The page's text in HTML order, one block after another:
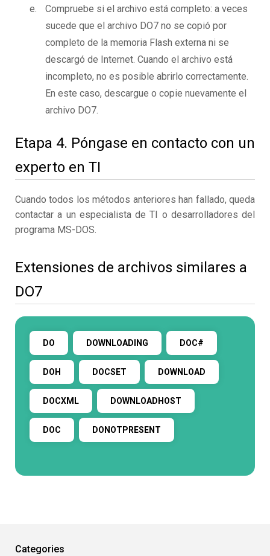
Compruebe si el archivo está completo: a veces
sucede que el archivo DO7 no se copió por
completo de la memoria Flash externa ni se
descargó de Internet. Cuando el archivo está
incompleto, no es posible abrirlo correctamente.
En este caso, descargue o copie nuevamente el
archivo DO7.
Etapa 4. Póngase en contacto con un
experto en TI
Cuando todos los métodos anteriores han fallado, queda
contactar a un especialista de TI o desarrolladores del
programa MS-DOS.
Extensiones de archivos similares a
DO7
DO DOWNLOADING DOC#
DOH DOCSET DOWNLOAD
DOCXML DOWNLOADHOST
DOC DONOTPRESENT
Categories